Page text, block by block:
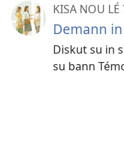
KISA NOU LÉ
Demann
Diskut su in
su bann